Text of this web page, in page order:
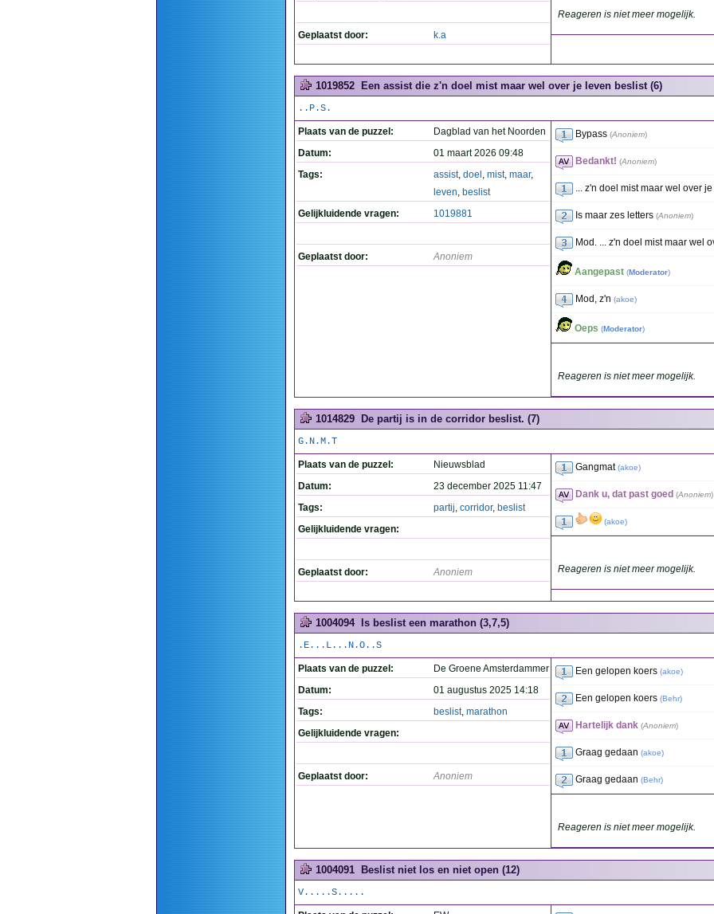
Geplaatst door: k.a
Reageren is niet meer mogelijk.
1019852 Een assist die z'n doel mist maar wel over je leven beslist (6)
..P.S.
Plaats van de puzzel:
Dagblad van het Noorden
Datum:
01 maart 2026 09:48
Tags:
assist, doel , mist, maar,
leven, beslist
Gelijkluidende vragen:
1019881
Geplaatst door: Anoniem
Bypass (Anoniem)
Bedankt! (Anoniem)
... z'n doel mist maar wel over je
Is maar zes letters (Anoniem)
Mod. ... z'n doel mist maar wel
Aangepast (Moderator)
Mod, z'n (akoe)
Oeps (Moderator)
Reageren is niet meer mogelijk.
1014829 De partij is in de corridor beslist. (7)
G.N.M.T
Plaats van de puzzel:
Nieuwsblad
Datum:
23 december 2025 11:47
Tags:
partij, corridor, beslist
Gelijkluidende vragen:
Geplaatst door: Anoniem
Gangmat (akoe)
Dank u, dat past goed (Anoniem)
(akoe)
Reageren is niet meer mogelijk.
1004094 Is beslist een marathon (3,7,5)
.E...L...N.O..S
Plaats van de puzzel:
De Groene Amsterdammer
Datum:
01 augustus 2025 14:18
Tags:
beslist, marathon
Gelijkluidende vragen:
Geplaatst door: Anoniem
Een gelopen koers (akoe)
Een gelopen koers (Behr)
Hartelijk dank (Anoniem)
Graag gedaan (akoe)
Graag gedaan (Behr)
Reageren is niet meer mogelijk.
1004091 Beslist niet los en niet open (12)
V.....S.....